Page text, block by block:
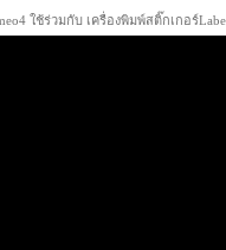
ใช้ร่วมกับ เครื่องพิมพ์สติ๊กเกอร์